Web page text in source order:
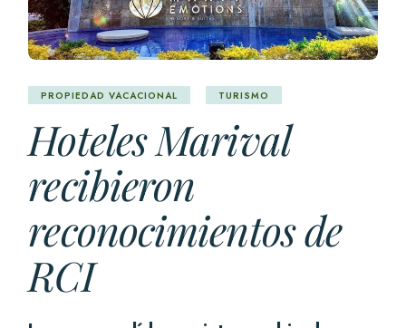
PROPIEDAD VACACIONAL TURISMO
Hoteles Marival
recibieron
reconocimientos de
RCI